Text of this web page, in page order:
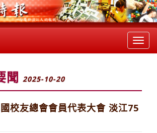
聞 2025-10-20
校友總會會員代表大會 淡江75